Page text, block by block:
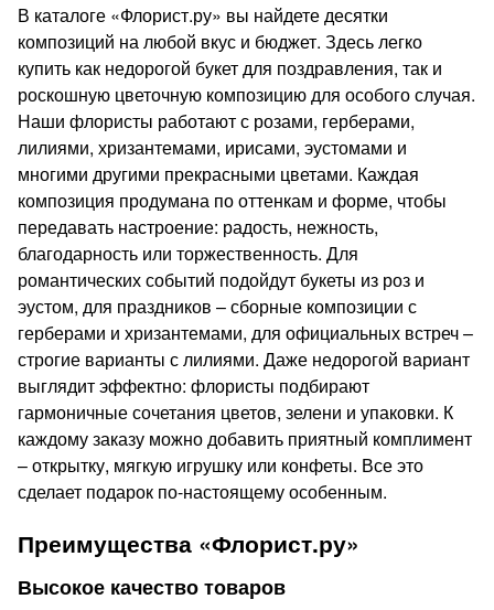
В каталоге «Флорист.ру» вы найдете десятки
композиций на любой вкус и бюджет. Здесь легко
купить как недорогой букет для поздравления, так и
роскошную цветочную композицию для особого случая.
Наши флористы работают с розами, герберами,
лилиями, хризантемами, ирисами, эустомами и
многими другими прекрасными цветами. Каждая
композиция продумана по оттенкам и форме, чтобы
передавать настроение: радость, нежность,
благодарность или торжественность. Для
романтических событий подойдут букеты из роз и
эустом, для праздников – сборные композиции с
герберами и хризантемами, для официальных встреч –
строгие варианты с лилиями. Даже недорогой вариант
выглядит эффектно: флористы подбирают
гармоничные сочетания цветов, зелени и упаковки. К
каждому заказу можно добавить приятный комплимент
– открытку, мягкую игрушку или конфеты. Все это
сделает подарок по-настоящему особенным.
Преимущества «Флорист.ру»
Высокое качество товаров